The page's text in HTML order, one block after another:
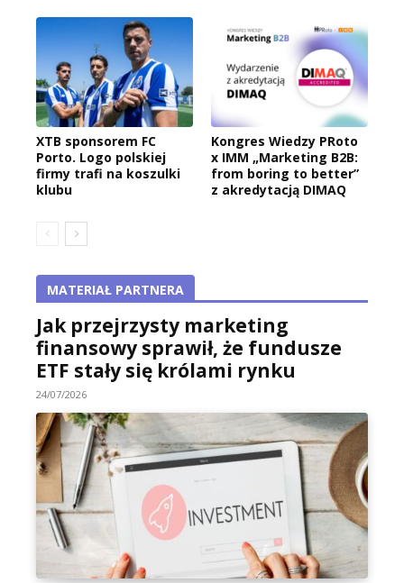
XTB sponsorem FC
Porto. Logo polskiej
firmy trafi na koszulki
klubu
Kongres Wiedzy PRoto
x IMM „Marketing B2B:
from boring to better”
z akredytacją DIMAQ
MATERIAŁ PARTNERA
Jak przejrzysty marketing
finansowy sprawił, że fundusze
ETF stały się królami rynku
24/07/2026